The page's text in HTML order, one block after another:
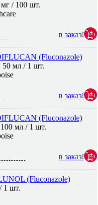
/ 100 шт.
в заказ!
(Fluconazole)
мл / 1 шт.
в заказ!
(Fluconazole)
мл / 1 шт.
в заказ!
(Fluconazole)
1 шт.